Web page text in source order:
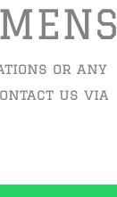
or any
us via